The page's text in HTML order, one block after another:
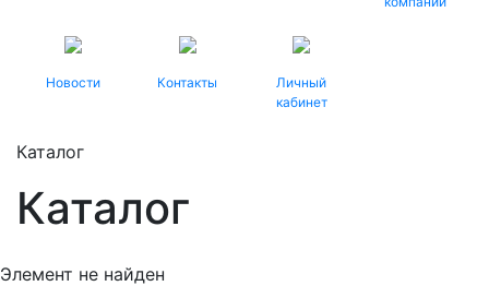
Новости Контакты
Личный
кабинет
Каталог
Каталог
Элемент не найден